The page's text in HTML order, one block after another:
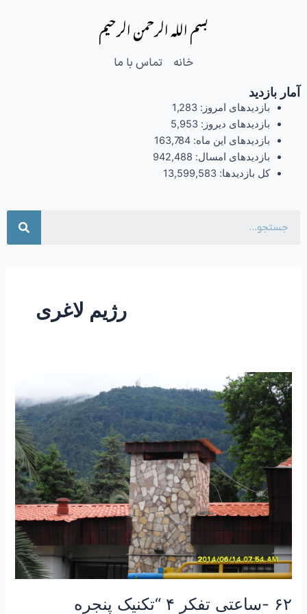
بسم الله الرحمن الرحیم
خانه تماس با ما
آمار بازدید
بازدیدهای امروز: 1,283
بازدیدهای دیروز: 5,953
بازدیدهای این ماه: 163,784
بازدیدهای امسال: 942,488
کل بازدیدها: 13,599,583
رژیم لاغری
۶۲ -ساعتی تفکر ۴ “تکنیک پنجره
۶۲
-ساعتی
تفکر
“تکنیک
پنجره
جوهری”